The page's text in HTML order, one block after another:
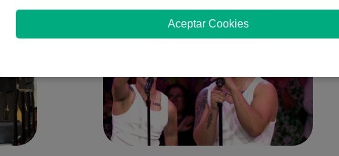
Aceptar Cookies